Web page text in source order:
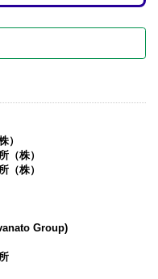
）
（株）
（株）
Group)